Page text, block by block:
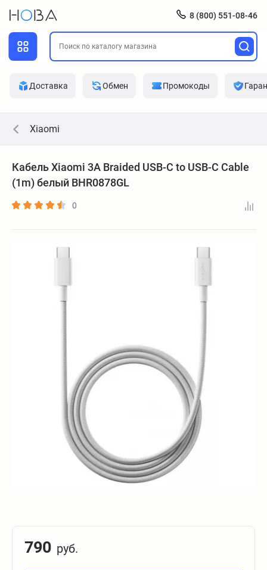
8 (800) 551-08-46
Доставка Обмен Промокоды
Xiaomi
Кабель Xiaomi 3A Braided USB-C to USB-C Cable
(1m) белый BHR0878GL
0
790 руб.